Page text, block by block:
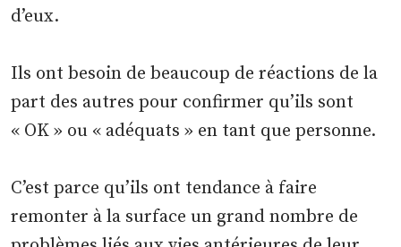
d’eux.
Ils ont besoin de beaucoup de réactions de la
part des autres pour confirmer qu’ils sont
« OK » ou « adéquats » en tant que personne.
C’est parce qu’ils ont tendance à faire
remonter à la surface un grand nombre de